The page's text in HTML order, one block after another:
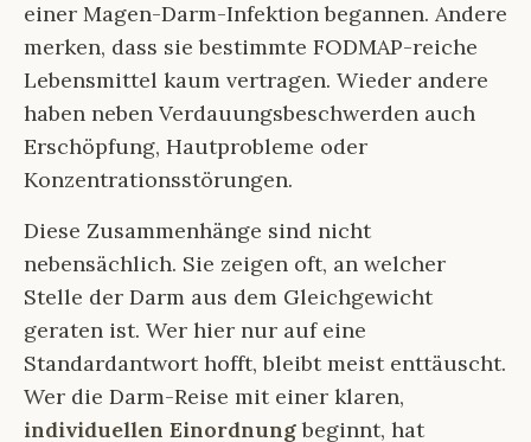
einer Magen-Darm-Infektion begannen. Andere
merken, dass sie bestimmte FODMAP-reiche
Lebensmittel kaum vertragen. Wieder andere
haben neben Verdauungsbeschwerden auch
Erschöpfung, Hautprobleme oder
Konzentrationsstörungen.
Diese Zusammenhänge sind nicht
nebensächlich. Sie zeigen oft, an welcher
Stelle der Darm aus dem Gleichgewicht
geraten ist. Wer hier nur auf eine
Standardantwort hofft, bleibt meist enttäuscht.
Wer die Darm-Reise mit einer klaren,
individuellen Einordnungbeginnt, hat